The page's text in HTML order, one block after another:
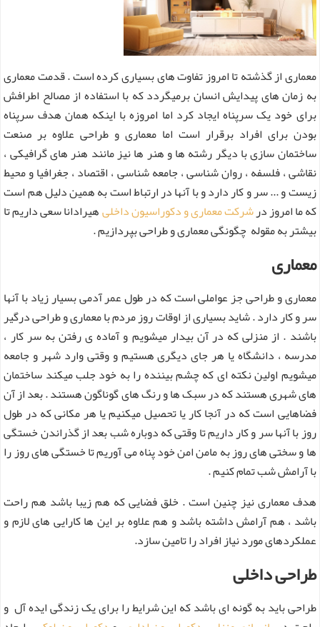
معماری از گذشته تا امروز تفاوت های بسیاری کرده است . قدمت معماری
به زمان های پیدایش انسان برمیگردد که با استفاده از مصالح اطرافش
برای خود یک سرپناه ایجاد کرد اما امروزه با اینکه همان هدف سرپناه
بودن برای افراد برقرار است اما معماری و طراحی علاوه بر صنعت
ساختمان سازی با دیگر رشته ها و هنر ها نیز مانند هنر های گرافیکی ،
نقاشی ، فلسفه ، روان شناسی ، جامعه شناسی ، اقتصاد ، جغرافیا و محیط
زیست و ... سر و کار دارد و با آنها در ارتباط است به همین دلیل هم است
که ما امروز درشرکت معماری و دکوراسیون داخلیهیرادانا سعی داریم تا
بیشتر به مقوله چگونگی معماری و طراحی بپردازیم .
معماری
معماری و طراحی جز عواملی است که در طول عمر آدمی بسیار زیاد با آنها
سر و کار دارد . شاید بسیاری از اوقات روز مردم با معماری و طراحی درگیر
باشند . از منزلی که در آن بیدار میشویم و آماده ی رفتن به سر کار ،
مدرسه ، دانشگاه یا هر جای دیگری هستیم و وقتی وارد شهر و جامعه
میشویم اولین نکته ای که چشم بیننده را به خود جلب میکند ساختمان
های شهری هستند که در سبک ها و رنگ های گوناگون هستند . بعد از آن
فضاهایی است که در آنجا کار یا تحصیل میکنیم یا هر مکانی که در طول
روز با آنها سر و کار داریم تا وقتی که دوباره شب بعد از گذراندن خستگی
ها و سختی های روز به مامن امن خود پناه می آوریم تا خستگی های روز را
با آرامش شب تمام کنیم .
هدف معماری نیز چنین است . خلق فضایی که هم زیبا باشد هم راحت
باشد ، هم آرامش داشته باشد و هم علاوه بر این ها کارایی های لازم و
عملکردهای مورد نیاز افراد را تامین سازد.
طراحی داخلی
طراحی باید به گونه ای باشد که این شرایط را برای یک زندگی ایده آل و